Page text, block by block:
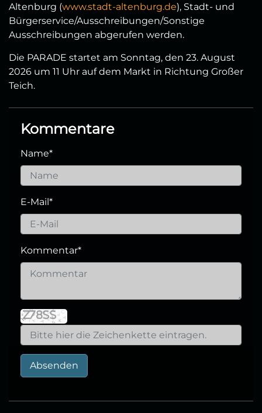
Altenburg (www.stadt-altenburg.de), Stadt- und
Bürgerservice/Ausschreibungen/Sonstige
Ausschreibungen abgerufen werden.
Die PARADE startet am Sonntag, den 23. August
2026 um 11 Uhr auf dem Markt in Richtung Großer
Teich.
Kommentare
Name*
E-Mail*
Kommentar*
Absenden